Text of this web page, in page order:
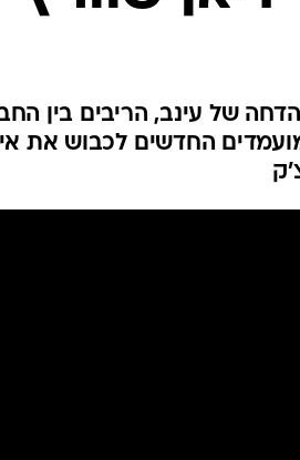
של עינב, הריבים בין
החדשים לכבוש את